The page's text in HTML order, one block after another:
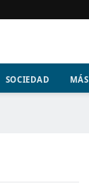
SOCIEDAD MÁS